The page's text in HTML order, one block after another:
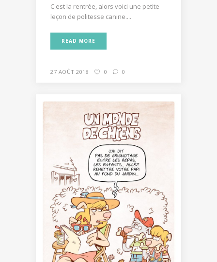
C'est la rentrée, alors voici une petite
leçon de politesse canine....
READ MORE
27 AOÛT 2018 0 0